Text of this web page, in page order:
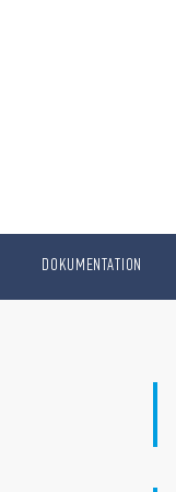
DOKUMENTATION